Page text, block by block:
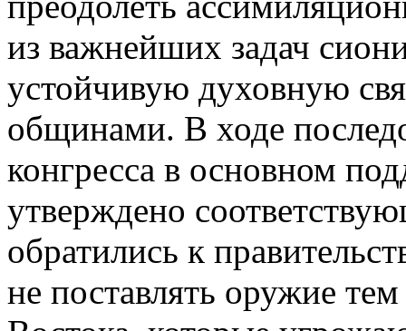
из важнейших задач
устойчивую духовную
общинами. В ходе
конгресса в основном
утверждено
обратились к
не поставлять оружие